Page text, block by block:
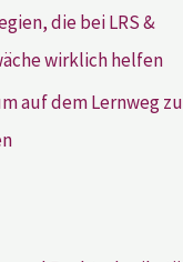
die bei LRS &
wirklich helfen
auf dem Lernweg zu